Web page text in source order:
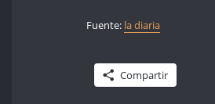
Fuente: la diaria
Compartir